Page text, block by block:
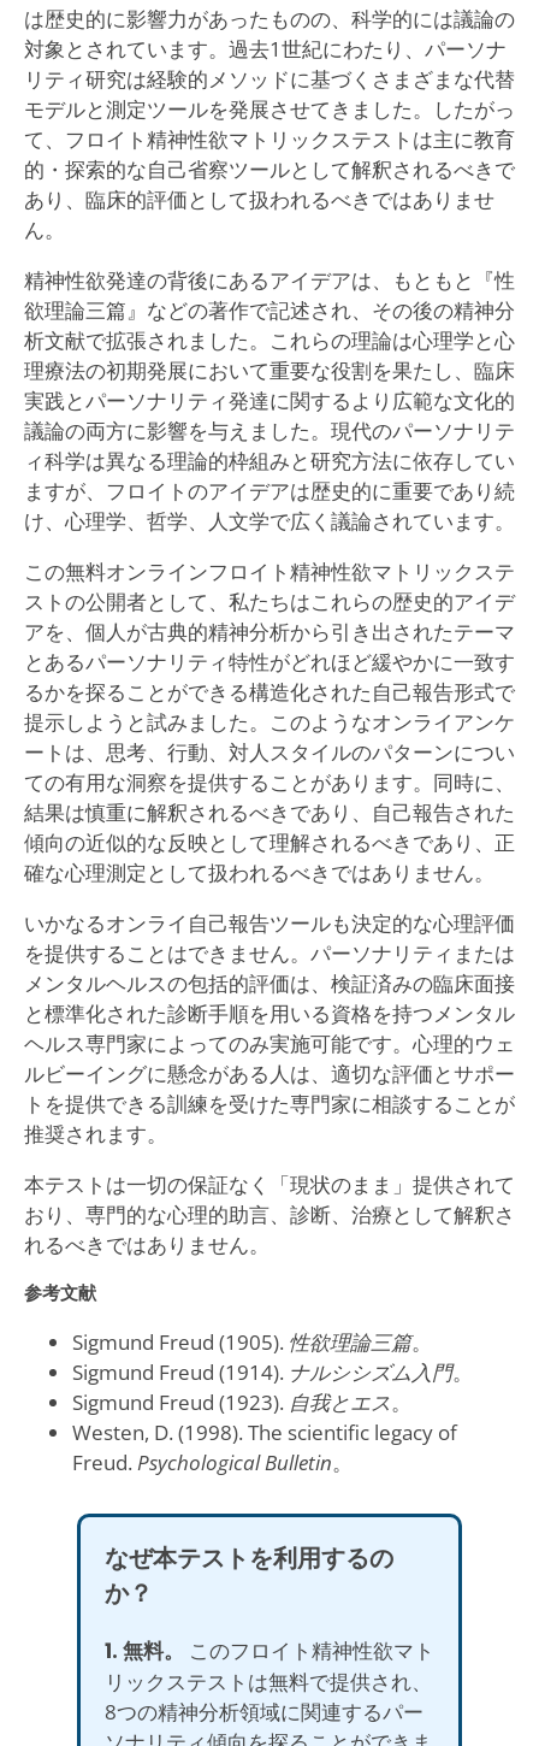
は歴史的に影響力があったものの、科学的には議論の
対象とされています。過去1世紀にわたり、パーソナ
リティ研究は経験的メソッドに基づくさまざまな代替
モデルと測定ツールを発展させてきました。したがっ
て、フロイト精神性欲マトリックステストは主に教育
的・探索的な自己省察ツールとして解釈されるべきで
あり、臨床的評価として扱われるべきではありませ
ん。
精神性欲発達の背後にあるアイデアは、もともと『性
欲理論三篇』などの著作で記述され、その後の精神分
析文献で拡張されました。これらの理論は心理学と心
理療法の初期発展において重要な役割を果たし、臨床
実践とパーソナリティ発達に関するより広範な文化的
議論の両方に影響を与えました。現代のパーソナリテ
ィ科学は異なる理論的枠組みと研究方法に依存してい
ますが、フロイトのアイデアは歴史的に重要であり続
け、心理学、哲学、人文学で広く議論されています。
この無料オンラインフロイト精神性欲マトリックステ
ストの公開者として、私たちはこれらの歴史的アイデ
アを、個人が古典的精神分析から引き出されたテーマ
とあるパーソナリティ特性がどれほど緩やかに一致す
るかを探ることができる構造化された自己報告形式で
提示しようと試みました。このようなオンライアンケ
ートは、思考、行動、対人スタイルのパターンについ
ての有用な洞察を提供することがあります。同時に、
結果は慎重に解釈されるべきであり、自己報告された
傾向の近似的な反映として理解されるべきであり、正
確な心理測定として扱われるべきではありません。
いかなるオンライ自己報告ツールも決定的な心理評価
を提供することはできません。パーソナリティまたは
メンタルヘルスの包括的評価は、検証済みの臨床面接
と標準化された診断手順を用いる資格を持つメンタル
ヘルス専門家によってのみ実施可能です。心理的ウェ
ルビーイングに懸念がある人は、適切な評価とサポー
トを提供できる訓練を受けた専門家に相談することが
推奨されます。
本テストは一切の保証なく「現状のまま」提供されて
おり、専門的な心理的助言、診断、治療として解釈さ
れるべきではありません。
参考文献
Sigmund Freud (1905). 性欲理論三篇。
Sigmund Freud (1914). ナルシシズム入門。
Sigmund Freud (1923). 自我とエス。
Westen, D. (1998). The scientific legacy of
Freud. Psychological Bulletin。
なぜ本テストを利用するの
か？
1. 無料。
このフロイト精神性欲マト
リックステストは無料で提供され、
8つの精神分析領域に関連するパー